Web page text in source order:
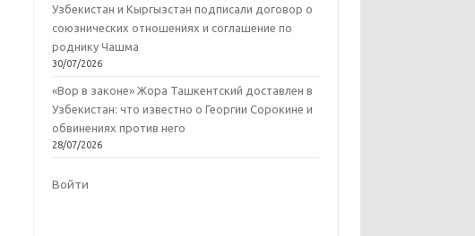
Узбекистан и Кыргызстан подписали договор о
союзнических отношениях и соглашение по
роднику Чашма
30/07/2026
«Вор в законе» Жора Ташкентский доставлен в
Узбекистан: что известно о Георгии Сорокине и
обвинениях против него
28/07/2026
Войти